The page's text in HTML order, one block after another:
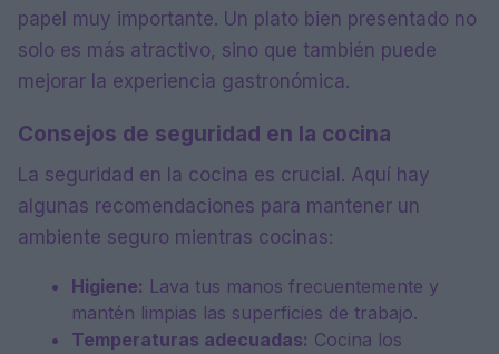
papel muy importante. Un plato bien presentado no
solo es más atractivo, sino que también puede
mejorar la experiencia gastronómica.
Consejos de seguridad en la cocina
La seguridad en la cocina es crucial. Aquí hay
algunas recomendaciones para mantener un
ambiente seguro mientras cocinas:
Higiene: Lava tus manos frecuentemente y
mantén limpias las superficies de trabajo.
Temperaturas adecuadas: Cocina los